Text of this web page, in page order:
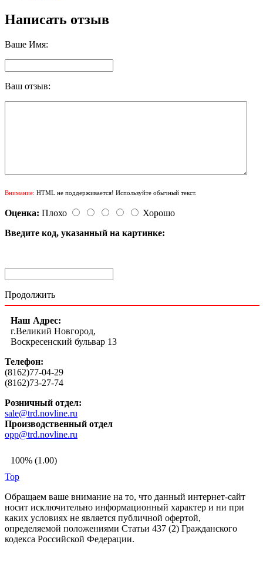
Написать отзыв
Ваше Имя:
Ваш отзыв:
Внимание: HTML не поддерживается! Используйте обычный текст.
Оценка: Плохо
Хорошо
Введите код, указанный на картинке:
Продолжить
Наш Адрес:
г.Великий Новгород,
Воскресенский бульвар 13
Телефон:
(8162)77-04-29
(8162)73-27-74
Розничный отдел:
sale@trd.novline.ru
Производственный отдел
opp@trd.novline.ru
100% (1.00)
Top
Обращаем ваше внимание на то, что данный интернет-сайт
носит исключительно информационный характер и ни при
каких условиях не является публичной офертой,
определяемой положениями Статьи 437 (2) Гражданского
кодекса Российской Федерации.